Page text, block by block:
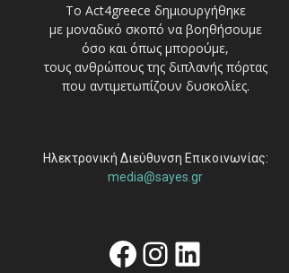
Το Act4greece δημιουργήθηκε
με μοναδικό σκοπό να βοηθήσουμε
όσο και όπως μπορούμε,
τους ανθρώπους της διπλανής πόρτας
που αντιμετωπίζουν δυσκολίες.
Ηλεκτρονική Διεύθυνση Επικοινωνίας:
media@sayes.gr
Facebook
Instagram
Linkedin